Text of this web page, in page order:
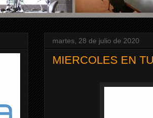
martes, 28 de julio de 2020
MIERCOLES EN